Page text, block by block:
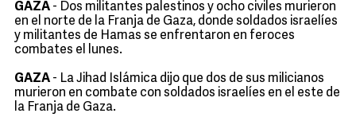
GAZA - Dos militantes palestinos y ocho civiles murieron
en el norte de la Franja de Gaza, donde soldados israelíes
y militantes de Hamas se enfrentaron en feroces
combates el lunes.
GAZA - La Jihad Islámica dijo que dos de sus milicianos
murieron en combate con soldados israelíes en el este de
la Franja de Gaza.